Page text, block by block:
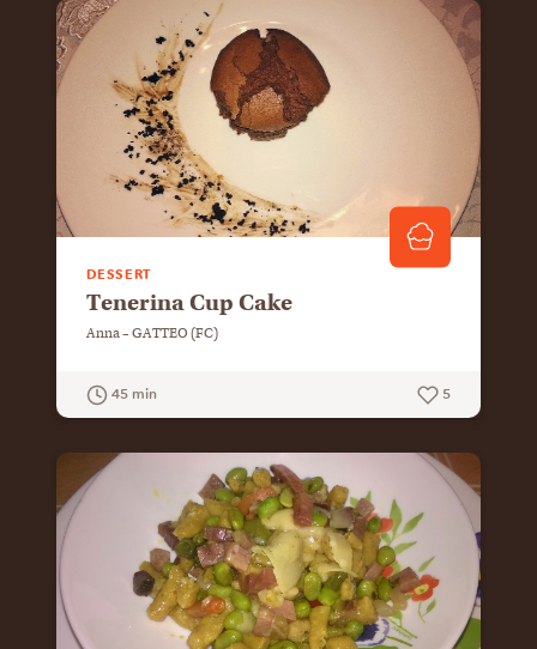
DESSERT
Tenerina Cup Cake
Anna – GATTEO (FC)
45 min 5